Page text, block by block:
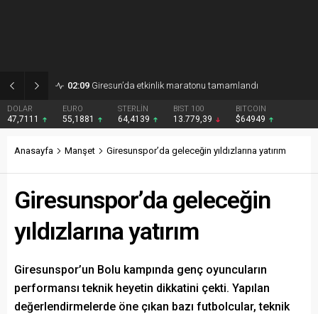
02:09 Giresun’da etkinlik maratonu tamamlandı
DOLAR
47,7111
EURO
55,1881
STERLİN
64,4139
BIST 100
13.779,39
BITCOIN
$64949
Anasayfa Manşet Giresunspor’da geleceğin yıldızlarına yatırım
Giresunspor’da geleceğin
yıldızlarına yatırım
Giresunspor’un Bolu kampında genç oyuncuların
performansı teknik heyetin dikkatini çekti. Yapılan
değerlendirmelerde öne çıkan bazı futbolcular, teknik